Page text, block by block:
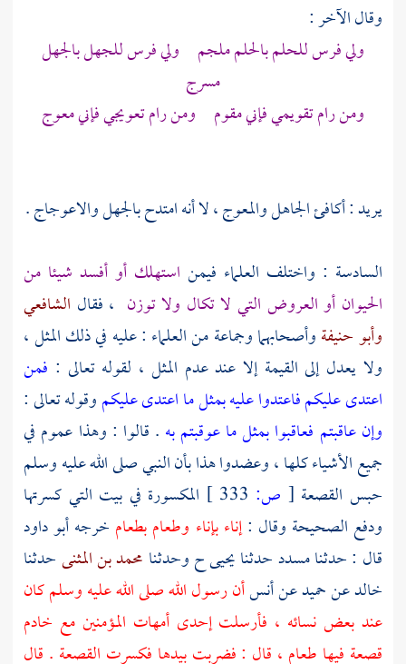
وقال الآخر :
ولي فرس للحلم بالحلم ملجم ولي فرس للجهل بالجهل
مسرج
ومن رام تقويمي فإني مقوم ومن رام تعويجي فإني معوج
يريد : أكافئ الجاهل والمعوج ، لا أنه امتدح بالجهل والاعوجاج .
السادسة : واختلف العلماء فيمن استهلك أو أفسد شيئا من
الحيوان أو العروض التي لا تكال ولا توزن ، فقال الشافعي
وأبو حنيفةوأصحابهما وجماعة من العلماء : عليه في ذلك المثل ،
ولا يعدل إلى القيمة إلا عند عدم المثل ، لقوله تعالى : فمن
اعتدى عليكم فاعتدوا عليه بمثل ما اعتدى عليكموقوله تعالى :
وإن عاقبتم فعاقبوا بمثل ما عوقبتم به . قالوا : وهذا عموم في
جميع الأشياء كلها ، وعضدوا هذا بأن النبي صلى الله عليه وسلم
حبس القصعة [ ص:
المكسورة في بيت التي كسرتها
ودفع الصحيحة وقال :إناء بإناء وطعام بطعام خرجهأبو داود
قال : حدثنامسددحدثنايحيىح وحدثنا محمد بن المثنىحدثنا
خالدعنحميدعنأنسأن رسول الله صلى الله عليه وسلم كان
عند بعض نسائه ، فأرسلت إحدى أمهات المؤمنين مع خادم
قصعة فيها طعام ، قال : فضربت بيدها فكسرت القصعة . قال